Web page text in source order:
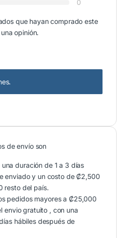
0
que hayan comprado este
opinión.
de envío son
una duración de 1 a 3 días
enviado y un costo de ₡2,500
resto del país.
pedidos mayores a ₡25,000
envio gratuito , con una
hábiles después de